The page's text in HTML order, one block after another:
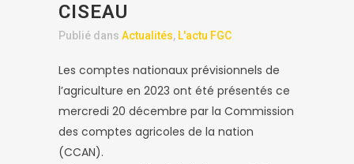
CISEAU
Publié dans Actualités, L'actu FGC
Les comptes nationaux prévisionnels de
l’agriculture en 2023 ont été présentés ce
mercredi 20 décembre par la Commission
des comptes agricoles de la nation
(CCAN).